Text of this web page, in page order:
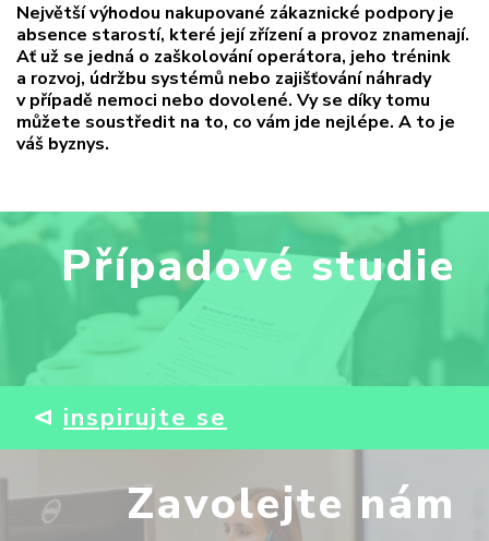
Největší výhodou nakupované zákaznické podpory je
absence starostí, které její zřízení a provoz znamenají.
Ať už se jedná o zaškolování operátora, jeho trénink
a rozvoj, údržbu systémů nebo zajišťování náhrady
v případě nemoci nebo dovolené. Vy se díky tomu
můžete soustředit na to, co vám jde nejlépe. A to je
váš byznys.
Případové studie
⊲ inspirujte se
Zavolejte nám